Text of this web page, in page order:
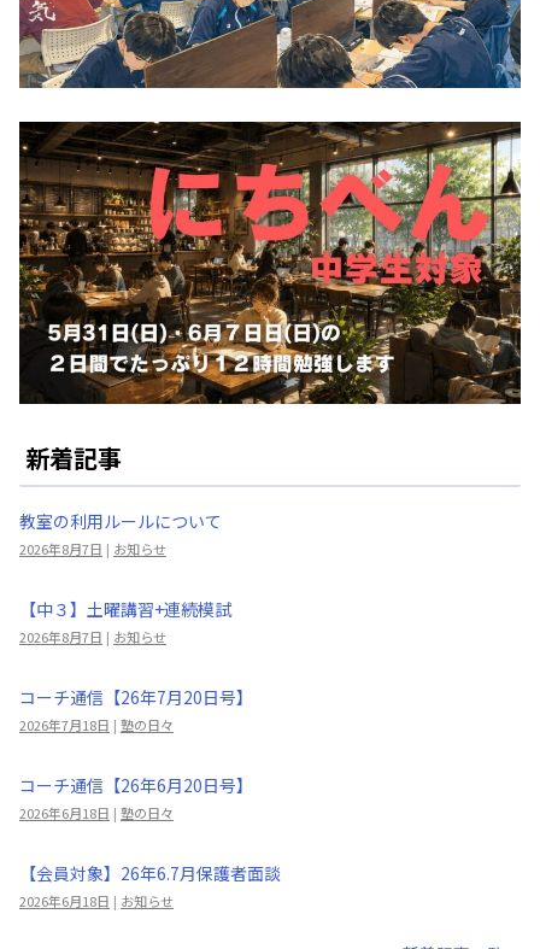
新着記事
教室の利用ルールについて
2026年8月7日 | お知らせ
【中３】土曜講習+連続模試
2026年8月7日 | お知らせ
コーチ通信【26年7月20日号】
2026年7月18日 | 塾の日々
コーチ通信【26年6月20日号】
2026年6月18日 | 塾の日々
【会員対象】26年6.7月保護者面談
2026年6月18日 | お知らせ